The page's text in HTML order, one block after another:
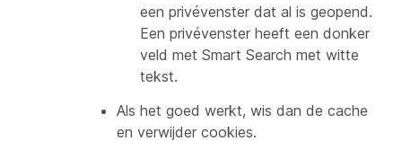
een privévenster dat al is geopend.
Een privévenster heeft een donker
veld met Smart Search met witte
tekst.
Als het goed werkt, wis dan de cache
en verwijder cookies.